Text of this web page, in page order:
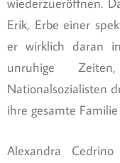
wiederzueröffnen.
Erik, Erbe einer
er wirklich daran
unruhige
Nationalsozialisten
ihre gesamte
Alexandra